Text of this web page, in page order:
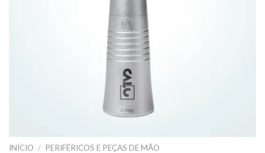
INÍCIO / PERIFÉRICOS E PEÇAS DE MÃO